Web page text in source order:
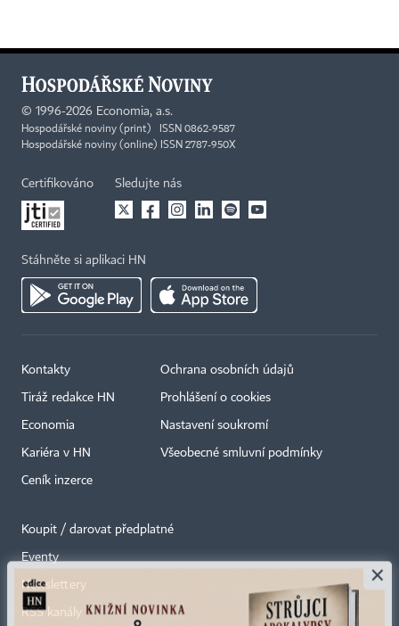
© 1996-2026 Economia, a.s.
Hospodářské noviny (print) ISSN 0862-9587
Hospodářské noviny (online) ISSN 2787-950X
Certifikováno Sledujte nás
Stáhněte si aplikaci HN
Kontakty
Tiráž redakce HN
Economia
Kariéra v HN
Ceník inzerce
Ochrana osobních údajů
Prohlášení o cookies
Nastavení soukromí
Všeobecné smluvní podmínky
Koupit / darovat předplatné
Eventy
Newslettery
RSS kanály
×